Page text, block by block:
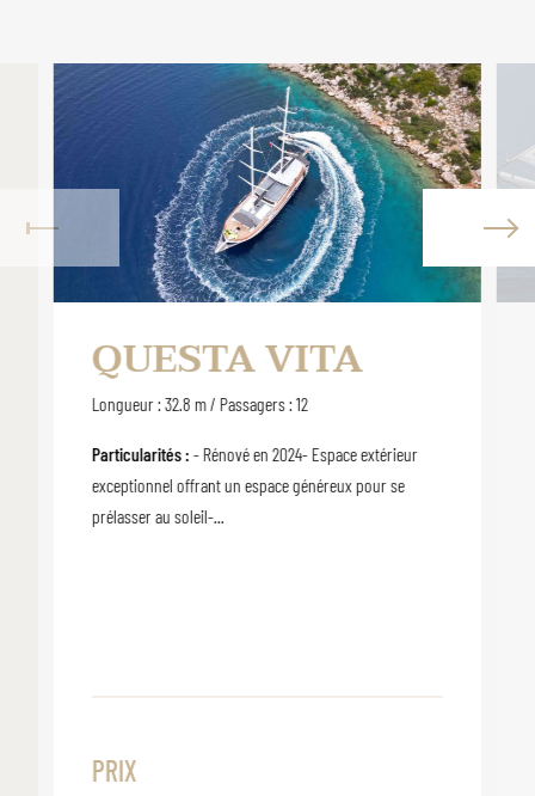
QUESTA VITA
Longueur : 32.8 m / Passagers : 12
Particularités : - Rénové en 2024- Espace extérieur
exceptionnel offrant un espace généreux pour se
prélasser au soleil-...
PRIX